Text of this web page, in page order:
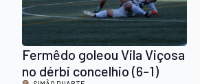
Fermêdo goleou Vila Viçosa
no dérbi concelhio (6-1)